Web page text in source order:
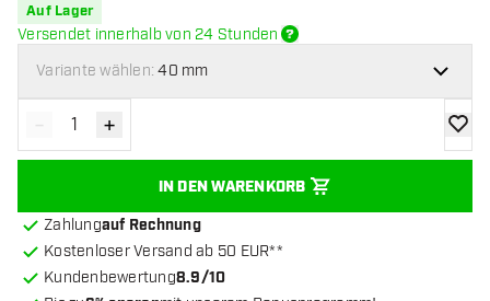
Auf Lager
Versendet innerhalb von 24 Stunden
Variante wählen:40 mm
Menge verringern
- Menge erhöhen
+
IN DEN WARENKORB
Zur
Zahlungauf Rechnung
Kostenloser Versand ab 50 EUR**
Kundenbewertung8.9/10